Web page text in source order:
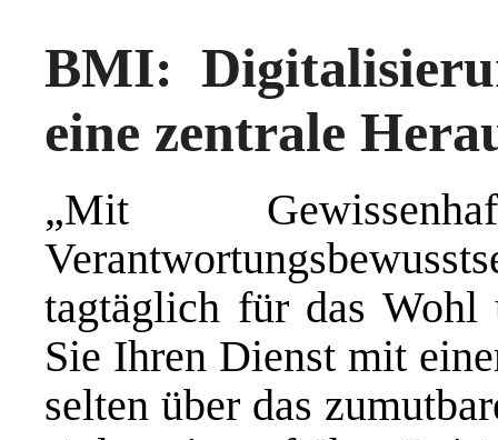
BMI:
eine zentrale
„Mit
tagtäglich für das Wohl
Sie Ihren Dienst mit
selten über das